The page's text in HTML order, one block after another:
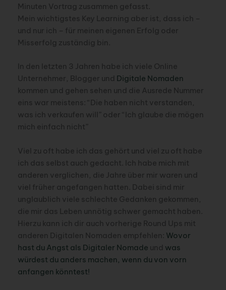
Minuten Vortrag zusammen gefasst.
Mein wichtigstes Key Learning aber ist, dass ich –
und nur ich – für meinen eigenen Erfolg oder
Misserfolg zuständig bin.
In den letzten 3 Jahren habe ich viele Online
Unternehmer, Blogger und Digitale Nomaden
kommen und gehen sehen und die Ausrede Nummer
eins war meistens: “Die haben nicht verstanden,
was ich verkaufen will” oder “Ich glaube die mögen
mich einfach nicht”
Viel zu oft habe ich das gehört und viel zu oft habe
ich das selbst auch gedacht. Ich habe mich mit
anderen verglichen, die Jahre über mir waren und
viel früher angefangen hatten. Dabei sind mir
unglaublich viele schlechte Gedanken gekommen,
die mir das Leben unnötig schwer gemacht haben.
Hierzu kann ich dir auch vorherige Round Ups mit
anderen Digitalen Nomaden empfehlen: Wovor
hast du Angst als Digitaler Nomade und was
würdest du anders machen, wenn du von vorn
anfangen könntest!